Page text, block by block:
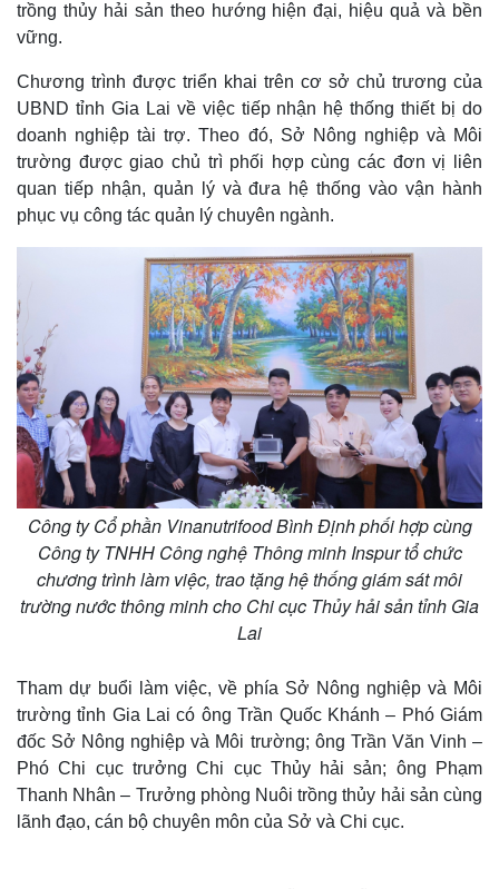
trồng thủy hải sản theo hướng hiện đại, hiệu quả và bền
vững.
Chương trình được triển khai trên cơ sở chủ trương của
UBND tỉnh Gia Lai về việc tiếp nhận hệ thống thiết bị do
doanh nghiệp tài trợ. Theo đó, Sở Nông nghiệp và Môi
trường được giao chủ trì phối hợp cùng các đơn vị liên
quan tiếp nhận, quản lý và đưa hệ thống vào vận hành
phục vụ công tác quản lý chuyên ngành.
Công ty Cổ phần Vinanutrifood Bình Định phối hợp cùng
Công ty TNHH Công nghệ Thông minh Inspur tổ chức
chương trình làm việc, trao tặng hệ thống giám sát môi
trường nước thông minh cho Chi cục Thủy hải sản tỉnh Gia
Lai
Tham dự buổi làm việc, về phía Sở Nông nghiệp và Môi
trường tỉnh Gia Lai có ông Trần Quốc Khánh – Phó Giám
đốc Sở Nông nghiệp và Môi trường; ông Trần Văn Vinh –
Phó Chi cục trưởng Chi cục Thủy hải sản; ông Phạm
Thanh Nhân – Trưởng phòng Nuôi trồng thủy hải sản cùng
lãnh đạo, cán bộ chuyên môn của Sở và Chi cục.